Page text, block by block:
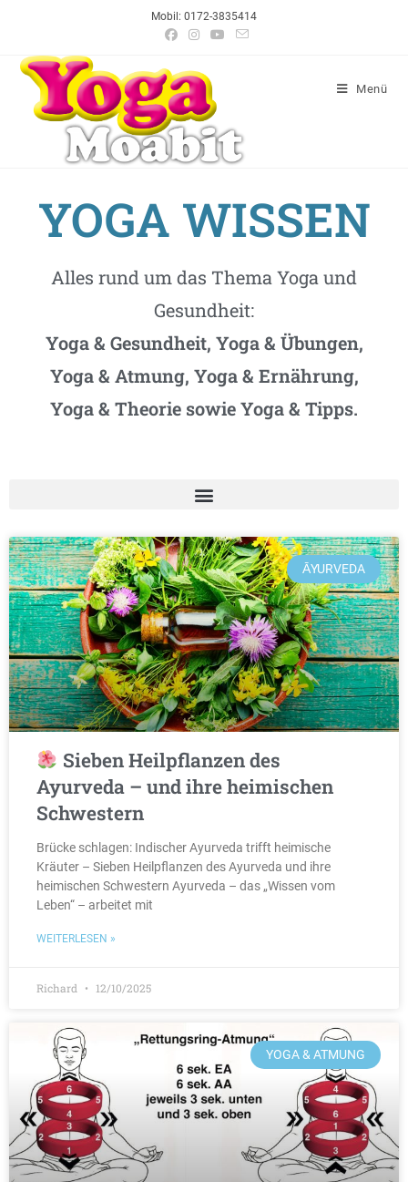
Mobil: 0172-3835414
Menü
YOGA WISSEN
Alles rund um das Thema Yoga und
Gesundheit:
Yoga & Gesundheit, Yoga & Übungen,
Yoga & Atmung, Yoga & Ernährung,
Yoga & Theorie sowie Yoga & Tipps.
ĀYURVEDA
Sieben Heilpflanzen des
Ayurveda – und ihre heimischen
Schwestern
Brücke schlagen: Indischer Ayurveda trifft heimische
Kräuter – Sieben Heilpflanzen des Ayurveda und ihre
heimischen Schwestern Ayurveda – das „Wissen vom
Leben“ – arbeitet mit
WEITERLESEN »
Richard 12/10/2025
YOGA & ATMUNG